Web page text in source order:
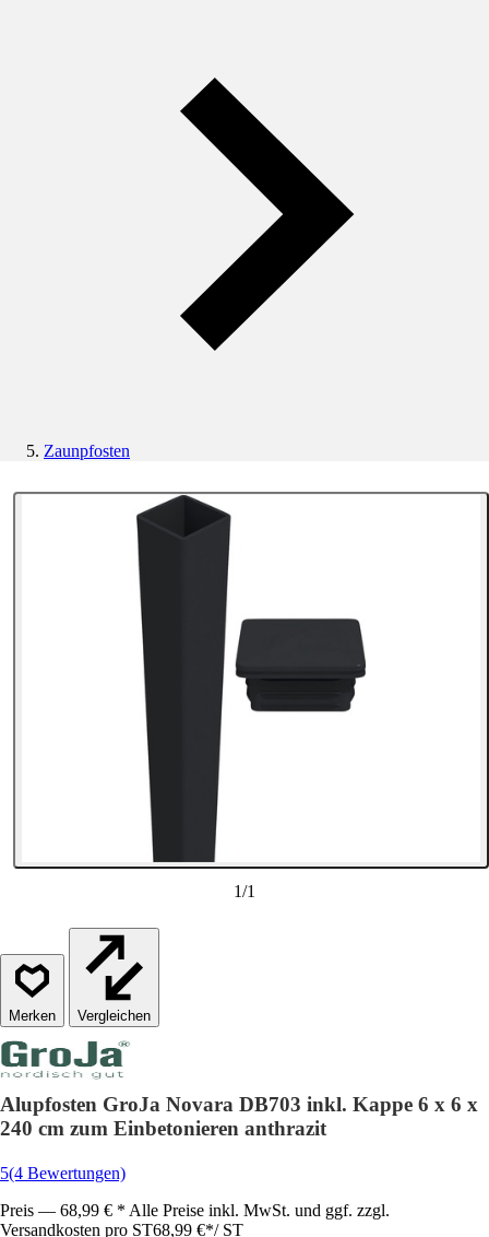
Zaunpfosten
1/1
Vergleichen
Alupfosten GroJa Novara DB703 inkl. Kappe 6 x 6 x
240 cm zum Einbetonieren anthrazit
5(4 Bewertungen)
Preis — 68,99 € * Alle Preise inkl. MwSt. und ggf. zzgl.
Versandkosten pro ST68,99 €*/ ST